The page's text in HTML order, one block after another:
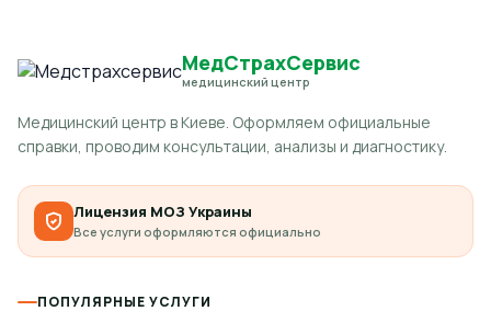
МедСтрахСервис
медицинский центр
Медицинский центр в Киеве. Оформляем официальные
справки, проводим консультации, анализы и диагностику.
Лицензия МОЗ Украины
Все услуги оформляются официально
ПОПУЛЯРНЫЕ УСЛУГИ